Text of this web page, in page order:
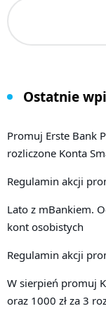
Ostatnie
Promuj Erste Bank
rozliczone Konta
Regulamin akcji
Lato z mBankiem.
kont osobistych
Regulamin akcji
W sierpień promuj
oraz 1000 zł za 3